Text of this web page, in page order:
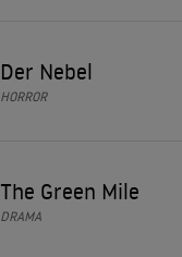
Der Nebel
HORROR
The Green Mile
DRAMA